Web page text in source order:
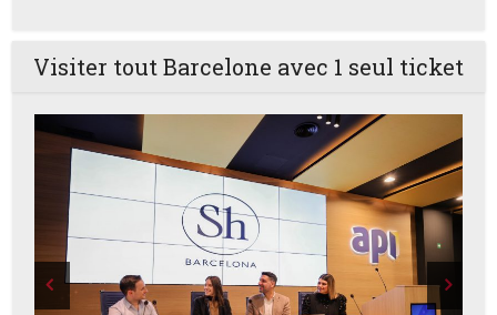
Visiter tout Barcelone avec 1 seul ticket